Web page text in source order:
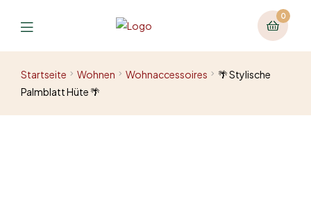
0
Startseite Wohnen Wohnaccessoires
🌴 Stylische
Palmblatt Hüte 🌴